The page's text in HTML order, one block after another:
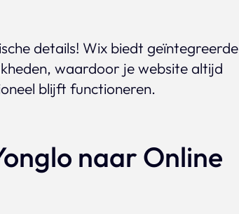
details! Wix biedt geïntegreerde
waardoor je website altijd
blijft functioneren.
naar Online